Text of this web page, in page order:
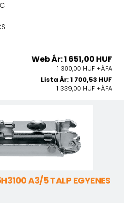
Web Ár: 1 651,00 HUF
1 300,00 HUF +ÁFA
Lista Ár: 1 700,53 HUF
1 339,00 HUF +ÁFA
A3/5 TALP EGYENES